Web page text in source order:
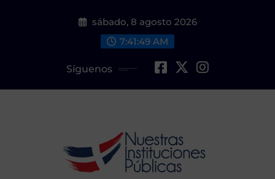
sábado, 8 agosto 2026
7:41:50 AM
Síguenos